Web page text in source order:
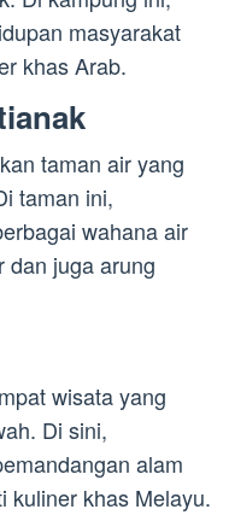
masyarakat
khas Arab.
taman air yang
taman ini,
wahana air
dan juga arung
wisata yang
Di sini,
alam
kuliner khas Melayu.